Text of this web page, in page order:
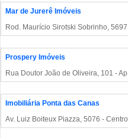
Mar de Jurerê Imóveis
Rod. Maurício Sirotski Sobrinho,
Prospery Imóveis
Rua Doutor João de Oliveira, 101 -
Imobiliária Ponta das Canas
Av. Luiz Boiteux Piazza, 5076 -